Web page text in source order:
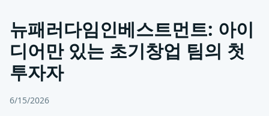
뉴패러다임인베스트먼트: 아이
디어만 있는 초기창업 팀의 첫
투자자
6/15/2026